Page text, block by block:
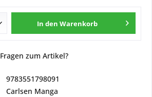
In den Warenkorb
Fragen zum Artikel?
9783551798091
Carlsen Manga